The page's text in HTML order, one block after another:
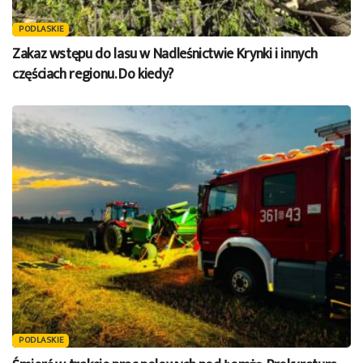
PODLASKIE
Zakaz wstępu do lasu w Nadleśnictwie Krynki i innych
częściach regionu. Do kiedy?
PODLASKIE